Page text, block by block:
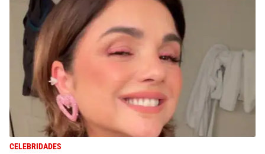
CELEBRIDADES